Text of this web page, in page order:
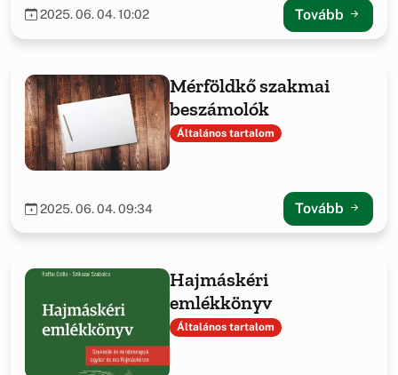
2025. 06. 04. 10:02 Tovább
Mérföldkő szakmai
beszámolók
Általános tartalom
2025. 06. 04. 09:34 Tovább
Hajmáskéri
emlékkönyv
Általános tartalom